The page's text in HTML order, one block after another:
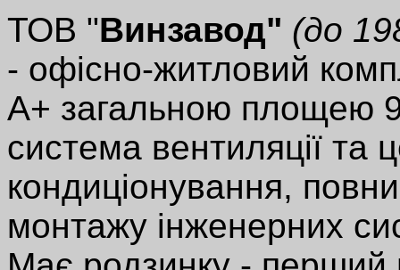
ТОВ "Винзавод" (до
- офісно-житловий
А+ загальною площею
система вентиляції та
кондиціонування,
монтажу інженерних